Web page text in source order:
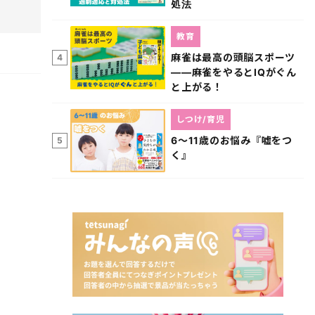
処法
4
麻雀は最高の頭脳スポーツ
――麻雀をやるとIQがぐん
と上がる！
教育
5
6～11歳のお悩み『嘘をつ
く』
しつけ/育児